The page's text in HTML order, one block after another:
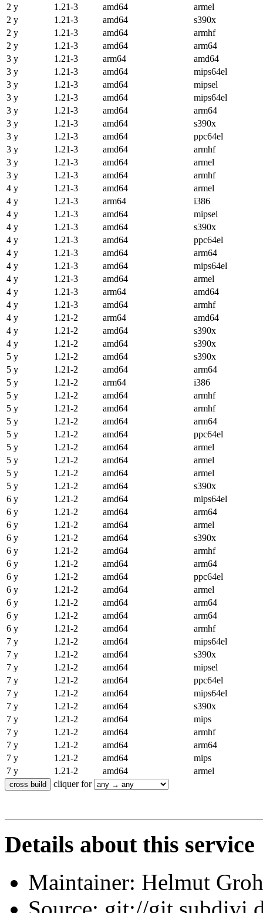
2 y
1.21-3 amd64
armel
2 y
1.21-3 amd64
s390x
2 y
1.21-3 amd64
armhf
2 y
1.21-3 amd64
arm64
3 y
1.21-3 arm64
amd64
3 y
1.21-3 amd64
mips64el
3 y
1.21-3 amd64
mipsel
3 y
1.21-3 amd64
mips64el
3 y
1.21-3 amd64
arm64
3 y
1.21-3 amd64
s390x
3 y
1.21-3 amd64
ppc64el
3 y
1.21-3 amd64
armhf
3 y
1.21-3 amd64
armel
3 y
1.21-3 amd64
armhf
4 y
1.21-3 amd64
armel
4 y
1.21-3 arm64
i386
4 y
1.21-3 amd64
mipsel
4 y
1.21-3 amd64
s390x
4 y
1.21-3 amd64
ppc64el
4 y
1.21-3 amd64
arm64
4 y
1.21-3 amd64
mips64el
4 y
1.21-3 amd64
armel
4 y
1.21-3 arm64
amd64
4 y
1.21-3 amd64
armhf
4 y
1.21-2 arm64
amd64
4 y
1.21-2 amd64
s390x
4 y
1.21-2 amd64
s390x
5 y
1.21-2 amd64
s390x
5 y
1.21-2 amd64
arm64
5 y
1.21-2 arm64
i386
5 y
1.21-2 amd64
armhf
5 y
1.21-2 amd64
armhf
5 y
1.21-2 amd64
arm64
5 y
1.21-2 amd64
ppc64el
5 y
1.21-2 amd64
armel
5 y
1.21-2 amd64
armel
5 y
1.21-2 amd64
armel
5 y
1.21-2 amd64
s390x
6 y
1.21-2 amd64
mips64el
6 y
1.21-2 amd64
arm64
6 y
1.21-2 amd64
armel
6 y
1.21-2 amd64
s390x
6 y
1.21-2 amd64
armhf
6 y
1.21-2 amd64
arm64
6 y
1.21-2 amd64
ppc64el
6 y
1.21-2 amd64
armel
6 y
1.21-2 amd64
arm64
6 y
1.21-2 amd64
arm64
6 y
1.21-2 amd64
armhf
7 y
1.21-2 amd64
mips64el
7 y
1.21-2 amd64
s390x
7 y
1.21-2 amd64
mipsel
7 y
1.21-2 amd64
ppc64el
7 y
1.21-2 amd64
mips64el
7 y
1.21-2 amd64
s390x
7 y
1.21-2 amd64
mips
7 y
1.21-2 amd64
armhf
7 y
1.21-2 amd64
arm64
7 y
1.21-2 amd64
mips
7 y
1.21-2 amd64
armel
cliquer for
Details about this service
Maintainer: Helmut